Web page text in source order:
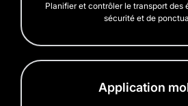
Planifier et contrôler le transport des
sécurité et de
Application